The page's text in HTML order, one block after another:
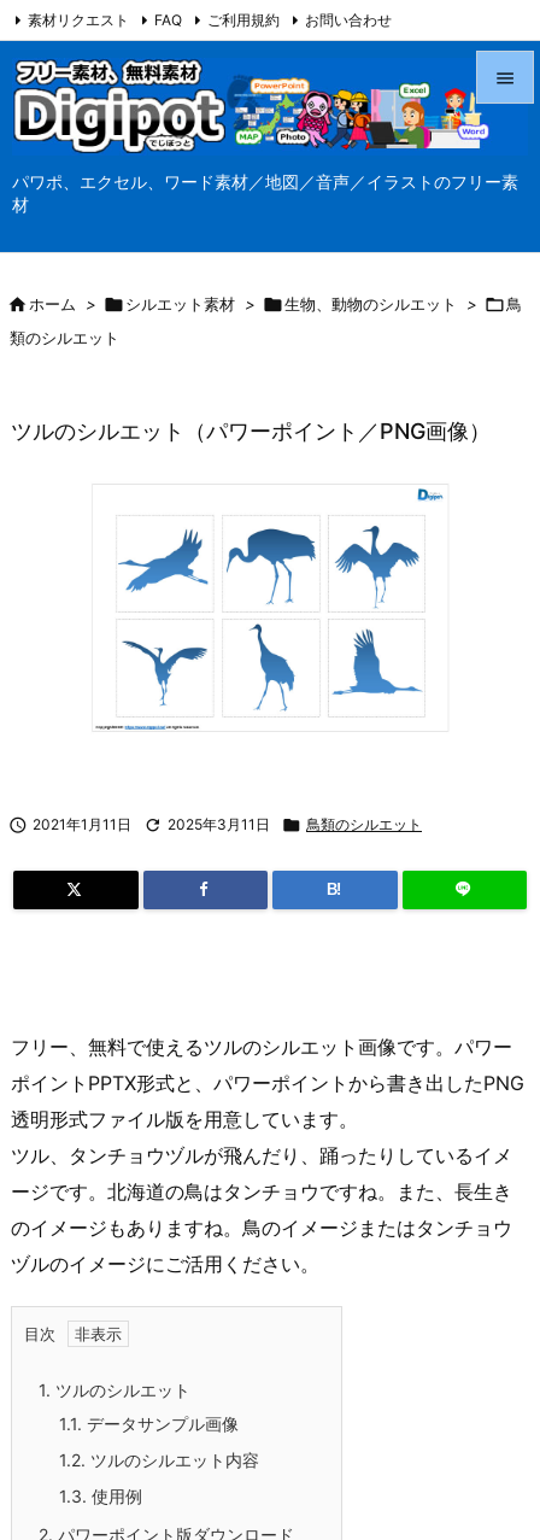
パワポ、エクセル、ワード素材／地図／音声／イラストのフリー素
材




素材リクエスト FAQ ご利用規約 お問い合わせ
当サイト（Digipot.net）について
ホーム > シルエット素材 > 生物、動物のシルエット > 鳥
類のシルエット
ツルのシルエット（パワーポイント／PNG画像）
 2021年1月11日  2025年3月11日  鳥類のシルエット
B!
フリー、無料で使えるツルのシルエット画像です。パワー
ポイントPPTX形式と、パワーポイントから書き出したPNG
透明形式ファイル版を用意しています。
ツル、タンチョウヅルが飛んだり、踊ったりしているイメ
ージです。北海道の鳥はタンチョウですね。また、長生き
のイメージもありますね。鳥のイメージまたはタンチョウ
ヅルのイメージにご活用ください。
目次
1. ツルのシルエット
1.1. データサンプル画像
1.2. ツルのシルエット内容
1.3. 使用例
2. パワーポイント版ダウンロード